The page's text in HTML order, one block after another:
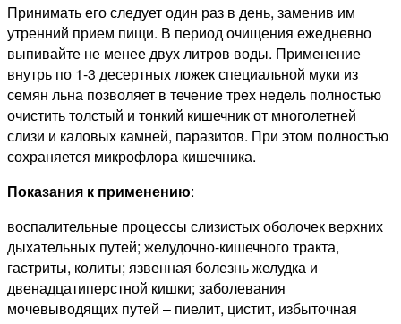
Принимать его следует один раз в день, заменив им
утренний прием пищи. В период очищения ежедневно
выпивайте не менее двух литров воды. Применение
внутрь по 1-3 десертных ложек специальной муки из
семян льна позволяет в течение трех недель полностью
очистить толстый и тонкий кишечник от многолетней
слизи и каловых камней, паразитов. При этом полностью
сохраняется микрофлора кишечника.
Показания к применению:
воспалительные процессы слизистых оболочек верхних
дыхательных путей; желудочно-кишечного тракта,
гастриты, колиты; язвенная болезнь желудка и
двенадцатиперстной кишки; заболевания
мочевыводящих путей – пиелит, цистит, избыточная